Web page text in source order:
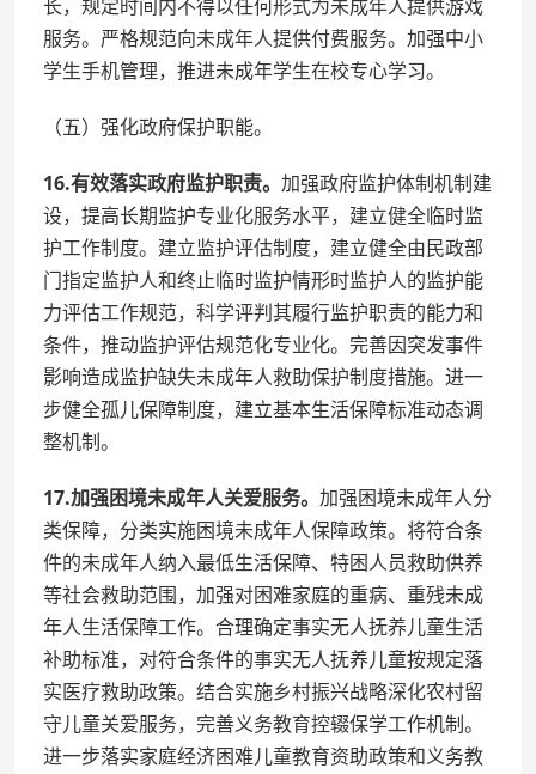
长，规定时间内不得以任何形式为未成年人提供游戏
服务。严格规范向未成年人提供付费服务。加强中小
学生手机管理，推进未成年学生在校专心学习。
（五）强化政府保护职能。
16.有效落实政府监护职责。 加强政府监护体制机制建
设，提高长期监护专业化服务水平，建立健全临时监
护工作制度。建立监护评估制度，建立健全由民政部
门指定监护人和终止临时监护情形时监护人的监护能
力评估工作规范，科学评判其履行监护职责的能力和
条件，推动监护评估规范化专业化。完善因突发事件
影响造成监护缺失未成年人救助保护制度措施。进一
步健全孤儿保障制度，建立基本生活保障标准动态调
整机制。
17.加强困境未成年人关爱服务。 加强困境未成年人分
类保障，分类实施困境未成年人保障政策。将符合条
件的未成年人纳入最低生活保障、特困人员救助供养
等社会救助范围，加强对困难家庭的重病、重残未成
年人生活保障工作。合理确定事实无人抚养儿童生活
补助标准，对符合条件的事实无人抚养儿童按规定落
实医疗救助政策。结合实施乡村振兴战略深化农村留
守儿童关爱服务，完善义务教育控辍保学工作机制。
进一步落实家庭经济困难儿童教育资助政策和义务教